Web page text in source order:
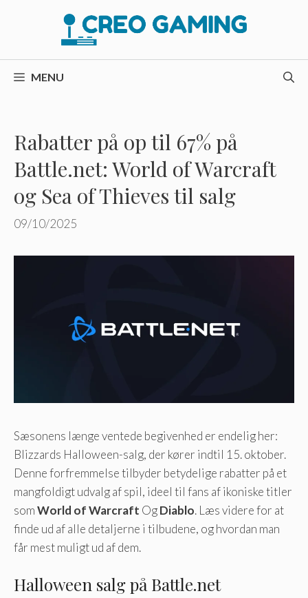
MENU
Rabatter på op til 67% på
Battle.net: World of Warcraft
og Sea of ​​Thieves til salg
09/10/2025
Sæsonens længe ventede begivenhed er endelig her:
Blizzards Halloween-salg, der kører indtil 15. oktober.
Denne forfremmelse tilbyder betydelige rabatter på et
mangfoldigt udvalg af spil, ideel til fans af ikoniske titler
somWorld of Warcraft OgDiablo. Læs videre for at
finde ud af alle detaljerne i tilbudene, og hvordan man
får mest muligt ud af dem.
Halloween salg på Battle.net